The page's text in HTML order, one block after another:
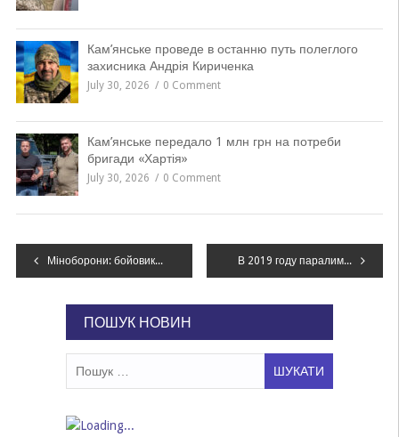
Кам’янське проведе в останню путь полеглого
захисника Андрія Кириченка
July 30, 2026 0 Comment
Кам’янське передало 1 млн грн на потреби
бригади «Хартія»
July 30, 2026 0 Comment
Навігація
Міноборони: бойовики обстріляли позиції ЗСУ біля Світлодарська, Пісок та Василівки В 2019 году паралимпийцы Днепропетровщины завоевали более 100 медалей на чемпионатах мира и Европы
ПОШУК НОВИН